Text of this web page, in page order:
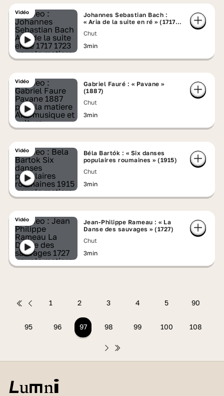
Vidéo
Johannes Sebastian Bach :
« Aria de la suite en ré » (1717-
Chut
3min
Vidéo
Gabriel Fauré : « Pavane »
(1887)
Chut
3min
Vidéo
Béla Bartók : « Six danses
populaires roumaines » (1915)
Chut
3min
Vidéo
Jean-Philippe Rameau : « La
Danse des sauvages » (1727)
Chut
3min
1 2 3 4 5 90
95 96 97 98 99 100 108